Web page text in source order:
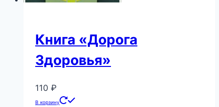
Книга «Дорога
Здоровья»
110 ₽
В корзину